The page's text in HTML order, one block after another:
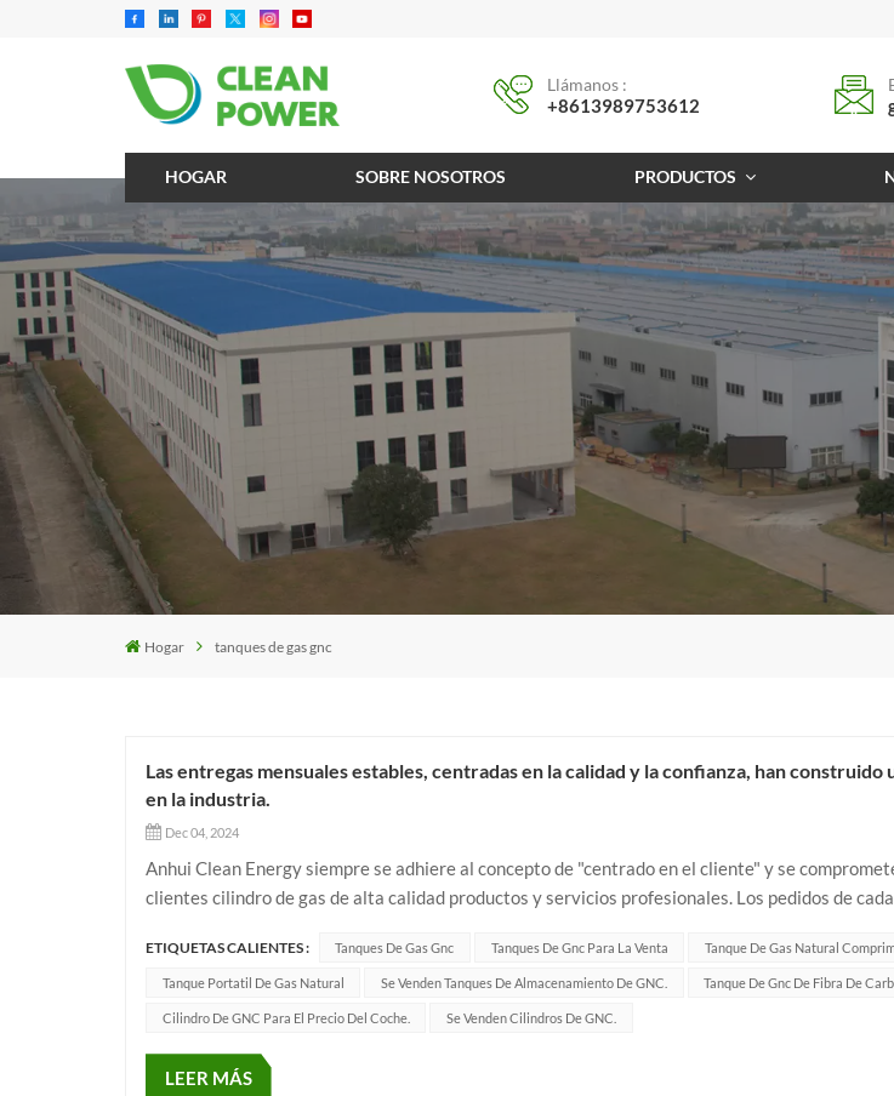
Llámanos :
+8613989753612
HOGAR SOBRE NOSOTROS PRODUCTOS
Hogar tanques de gas gnc
Las entregas mensuales estables, centradas en la calidad y la confianza, han
en la industria.
Dec 04, 2024
Anhui Clean Energy siempre se adhiere al concepto de "centrado en el cliente" y se
clientes cilindro de gas de alta calidad productos y servicios profesionales. Los pedidos de
ETIQUETAS CALIENTES : Tanques De Gas Gnc Tanques De Gnc Para La Venta Tanque De Gas Natural
Tanque Portatil De Gas Natural Se Venden Tanques De Almacenamiento De GNC. Tanque De Gnc De Fibra De
Cilindro De GNC Para El Precio Del Coche. Se Venden Cilindros De GNC.
LEER MÁS